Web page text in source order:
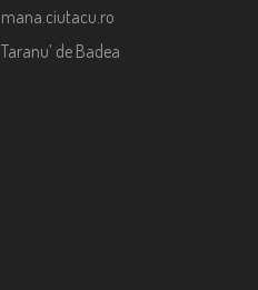
mana.ciutacu.ro
Taranu’ de Badea